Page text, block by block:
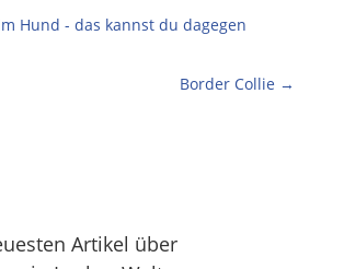
Hund - das kannst du dagegen
Border Collie →
Artikel über